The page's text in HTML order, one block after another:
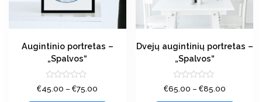
Augintinio portretas –
„Spalvos“
Įvertinimas:
0
€45.00 –€75.00
Dvejų augintinių portretas –
„Spalvos“
Įvertinimas:
0
€65.00 – €85.00